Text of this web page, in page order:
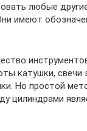
любые
имеют
катушки, свечи
Но простой
цилиндрами